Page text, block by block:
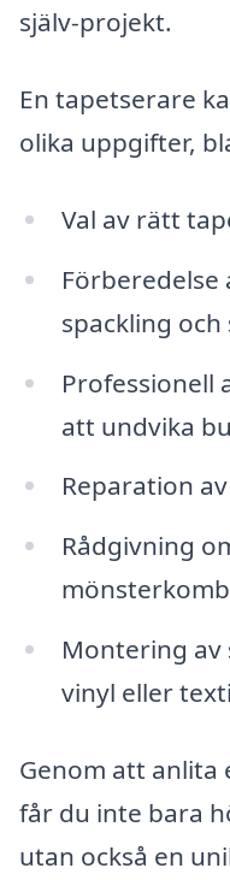
själv-projekt.
En tapetserare
olika uppgifter,
Val av rätt
Förberedelse
spackling och
Professionell
att undvika
Reparation
Rådgivning
Montering av
vinyl eller
Genom att anlita
får du inte bara
utan också en